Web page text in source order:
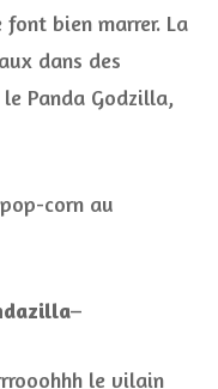
font bien marrer. La
dans des
Panda Godzilla,
corn au
–
le vilain